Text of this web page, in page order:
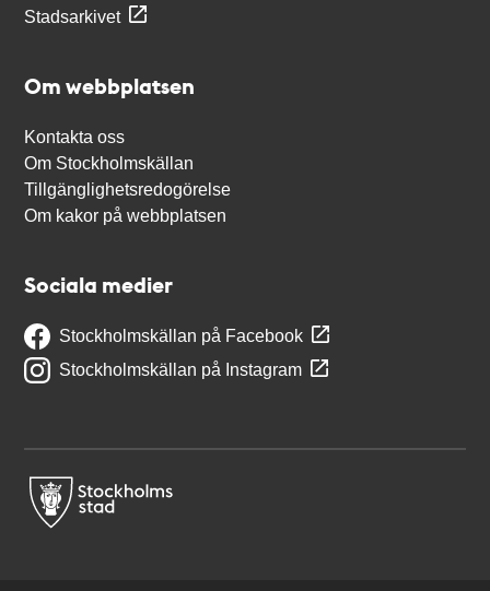
Stadsarkivet
Om webbplatsen
Kontakta oss
Om Stockholmskällan
Tillgänglighetsredogörelse
Om kakor på webbplatsen
Sociala medier
Stockholmskällan på Facebook
Stockholmskällan på Instagram